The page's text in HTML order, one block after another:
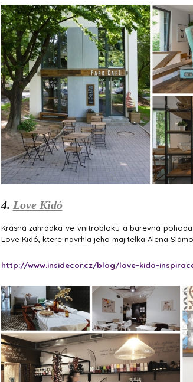
4. Love Kidó
Krásná zahrádka ve vnitrobloku a barevná
Love Kidó, které navrhla jeho majitelka Alena
http://www.insidecor.cz/blog/love-kido-